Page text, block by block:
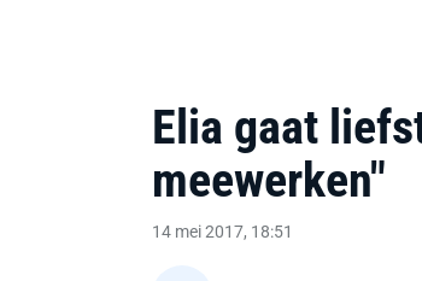
Elia gaat
meewerken"
14 mei 2017, 18:51